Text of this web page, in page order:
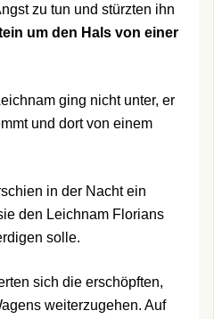
zu tun und stürzten ihn
um den Hals von einer
ging nicht unter, er
und dort von einem
in der Nacht ein
den Leichnam Florians
solle.
sich die erschöpften,
weiterzugehen. Auf